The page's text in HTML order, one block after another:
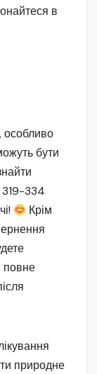
в
особливо
бути
319-334
Крім
повне
природне